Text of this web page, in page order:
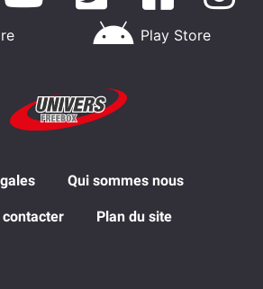
Play Store
Qui sommes nous
contacter Plan du site